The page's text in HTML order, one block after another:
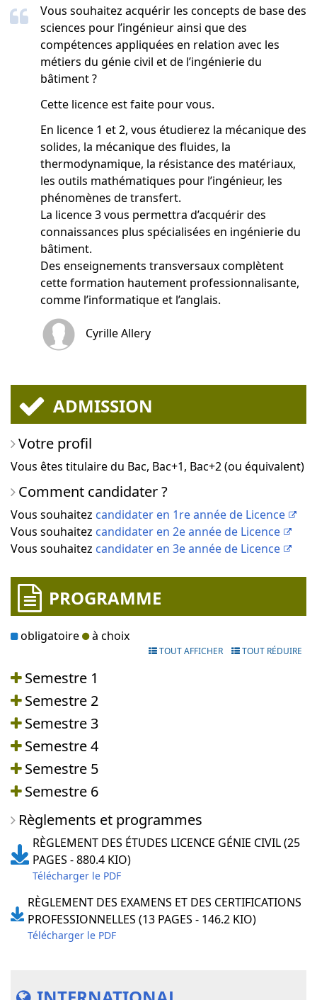
Vous souhaitez acquérir les concepts de base des
sciences pour l’ingénieur ainsi que des
compétences appliquées en relation avec les
métiers du génie civil et de l’ingénierie du
bâtiment ?
Cette licence est faite pour vous.
En licence 1 et 2, vous étudierez la mécanique des
solides, la mécanique des fluides, la
thermodynamique, la résistance des matériaux,
les outils mathématiques pour l’ingénieur, les
phénomènes de transfert.
La licence 3 vous permettra d’acquérir des
connaissances plus spécialisées en ingénierie du
bâtiment.
Des enseignements transversaux complètent
cette formation hautement professionnalisante,
comme l’informatique et l’anglais.
Cyrille Allery
ADMISSION
Votre profil
Vous êtes titulaire du Bac, Bac+1, Bac+2 (ou équivalent)
Comment candidater ?
Vous souhaitez candidater en 1re année de Licence
Vous souhaitez candidater en 2e année de Licence
Vous souhaitez candidater en 3e année de Licence
PROGRAMME
obligatoire à choix
TOUT RÉDUIRE
TOUT AFFICHER
Semestre 1
Semestre 2
Semestre 3
Semestre 4
Semestre 5
Semestre 6
Règlements et programmes
RÈGLEMENT DES ÉTUDES LICENCE GÉNIE CIVIL (25
PAGES - 880.4 KIO)
Télécharger le PDF
RÈGLEMENT DES EXAMENS ET DES CERTIFICATIONS
PROFESSIONNELLES (13 PAGES - 146.2 KIO)
Télécharger le PDF